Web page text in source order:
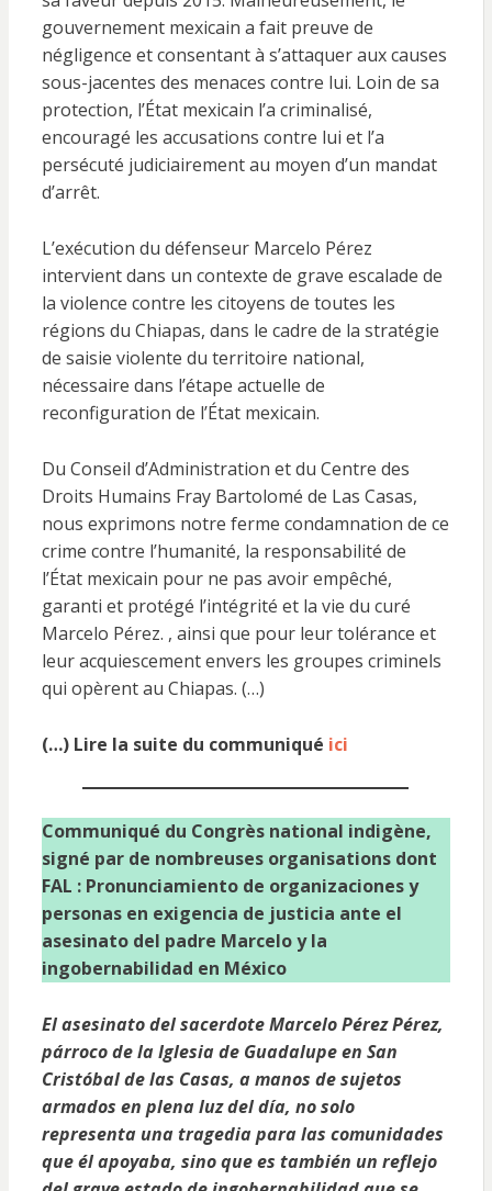
gouvernement mexicain a fait preuve de
négligence et consentant à s’attaquer aux causes
sous-jacentes des menaces contre lui. Loin de sa
protection, l’État mexicain l’a criminalisé,
encouragé les accusations contre lui et l’a
persécuté judiciairement au moyen d’un mandat
d’arrêt.
L’exécution du défenseur Marcelo Pérez
intervient dans un contexte de grave escalade de
la violence contre les citoyens de toutes les
régions du Chiapas, dans le cadre de la stratégie
de saisie violente du territoire national,
nécessaire dans l’étape actuelle de
reconfiguration de l’État mexicain.
Du Conseil d’Administration et du Centre des
Droits Humains Fray Bartolomé de Las Casas,
nous exprimons notre ferme condamnation de ce
crime contre l’humanité, la responsabilité de
l’État mexicain pour ne pas avoir empêché,
garanti et protégé l’intégrité et la vie du curé
Marcelo Pérez. , ainsi que pour leur tolérance et
leur acquiescement envers les groupes criminels
qui opèrent au Chiapas. (…)
(…) Lire la suite du communiqué ici
Communiqué du Congrès national indigène,
signé par de nombreuses organisations dont
FAL : Pronunciamiento de organizaciones y
personas en exigencia de justicia ante el
asesinato del padre Marcelo y la
ingobernabilidad en México
El asesinato del sacerdote Marcelo Pérez Pérez,
párroco de la Iglesia de Guadalupe en San
Cristóbal de las Casas, a manos de sujetos
armados en plena luz del día, no solo
representa una tragedia para las comunidades
que él apoyaba, sino que es también un reflejo